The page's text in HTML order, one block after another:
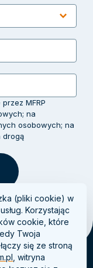
MFRP
na
osobowych; na
drogą
(pliki cookie) w
Korzystając
cookie, które
Twoja
się ze stroną
, witryna